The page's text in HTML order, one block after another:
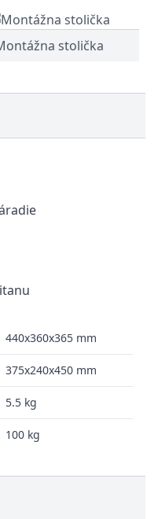
stolička
440x360x365 mm
375x240x450 mm
5.5 kg
100 kg